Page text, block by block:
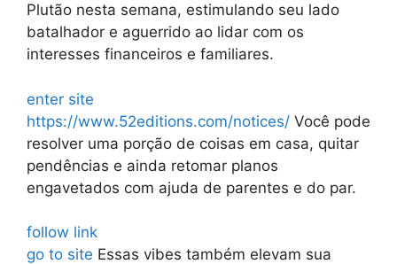
Plutão nesta semana, estimulando seu lado
batalhador e aguerrido ao lidar com os
interesses financeiros e familiares.
enter site
https://www.52editions.com/notices/ Você pode
resolver uma porção de coisas em casa, quitar
pendências e ainda retomar planos
engavetados com ajuda de parentes e do par.
follow link
go to site Essas vibes também elevam sua